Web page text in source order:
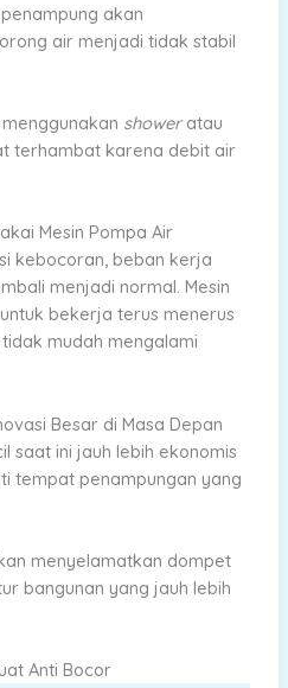
akan
air menjadi tidak stabil
showeratau
terhambat karena debit air
Mesin Pompa Air
kebocoran, beban kerja
menjadi normal. Mesin
bekerja terus menerus
mudah mengalami
Besar di Masa Depan
saat ini jauh lebih ekonomis
tempat penampungan yang
menyelamatkan dompet
bangunan yang jauh lebih
Anti Bocor